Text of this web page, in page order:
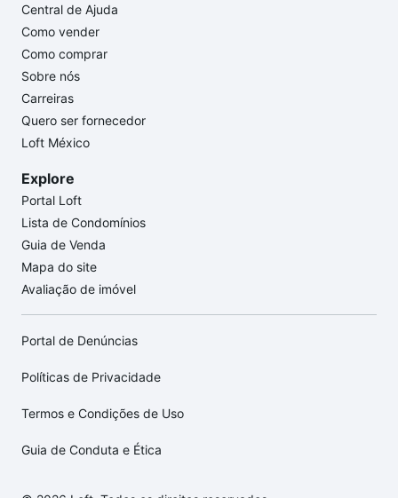
Central de Ajuda
Como vender
Como comprar
Sobre nós
Carreiras
Quero ser fornecedor
Loft México
Explore
Portal Loft
Lista de Condomínios
Guia de Venda
Mapa do site
Avaliação de imóvel
Portal de Denúncias
Políticas de Privacidade
Termos e Condições de Uso
Guia de Conduta e Ética